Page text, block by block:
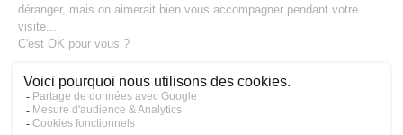
Des modeuses comblées